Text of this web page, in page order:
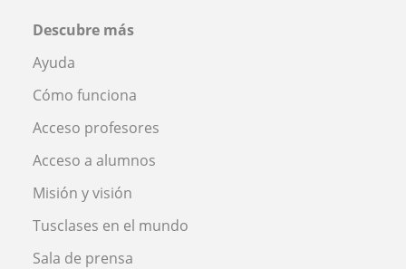
Descubre más
Ayuda
Cómo funciona
Acceso profesores
Acceso a alumnos
Misión y visión
Tusclases en el mundo
Sala de prensa